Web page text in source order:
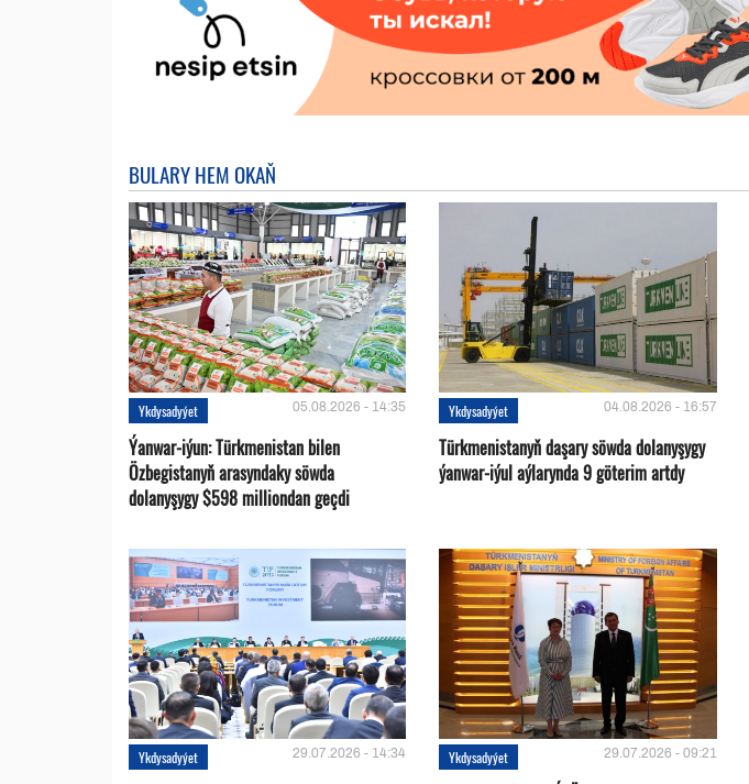
BULARY HEM OKAŇ
Ykdysadyýet 05.08.2026 - 14:35
Ýanwar-iýun: Türkmenistan bilen
Özbegistanyň arasyndaky söwda
dolanyşygy $598 milliondan geçdi
Ykdysadyýet 04.08.2026 - 16:57
Türkmenistanyň daşary söwda dolanyşygy
ýanwar-iýul aýlarynda 9 göterim artdy
Ykdysadyýet 29.07.2026 - 14:34 Ykdysadyýet 29.07.2026 - 09:21